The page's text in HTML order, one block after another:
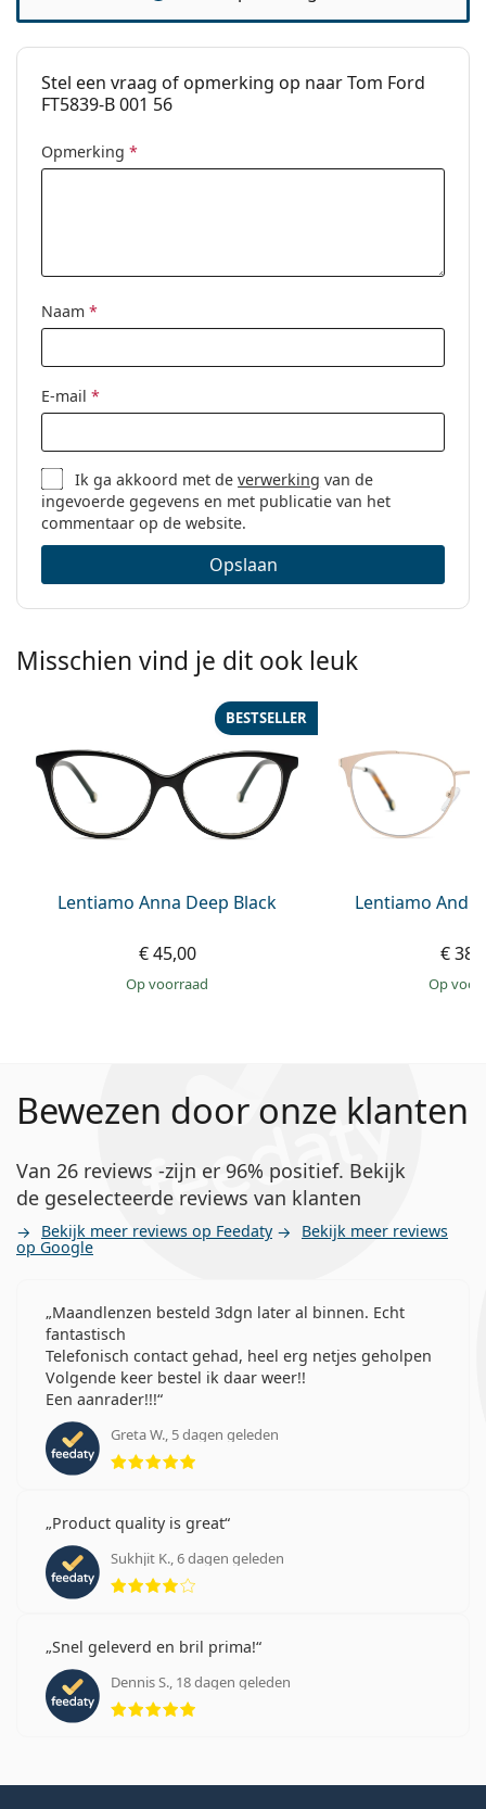
Het is een medisch hulpmiddel. Lees de instructies
Verende
scharnier:
No
Clip-on:
No
Koker:
Categorie:
Merk:
Tom Ford
Stel een vraag of opmerking op naar Tom Ford
FT5839-B 001 56
Opmerking *
Naam *
E-mail *
Ik ga akkoord met deverwerking van de
ingevoerde gegevens en met publicatie van het
commentaar op de website.
Opslaan
Misschien vind je dit ook leuk
Lentiamo Anna Deep Black
BESTSELLER
€ 45,00
op voorraad
Lentiamo
€
op
Bewezen door onze klanten
Van 26 reviews -zijn er 96% positief. Bekijk
de geselecteerde reviews van klanten
Bekijk meer reviews op Feedaty Bekijk meer reviews
op Google
Maandlenzen besteld 3dgn later al binnen. Echt
fantastisch
Telefonisch contact gehad, heel erg netjes geholpen
Volgende keer bestel ik daar weer!!
Een aanrader!!!
Greta W., 5 dagen geleden
Beoordeling 5 van 5
Product quality is great
Sukhjit K., 6 dagen geleden
Beoordeling 4 van 5
Snel geleverd en bril prima!
Dennis S., 18 dagen geleden
Beoordeling 5 van 5